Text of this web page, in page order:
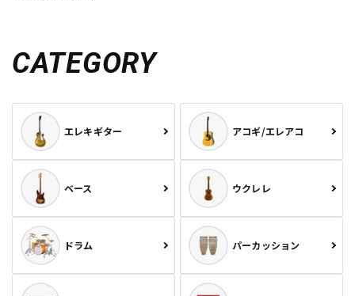
CATEGORY
エレキギター アコギ/エレアコ
ベース ウクレレ
ドラム パーカッション